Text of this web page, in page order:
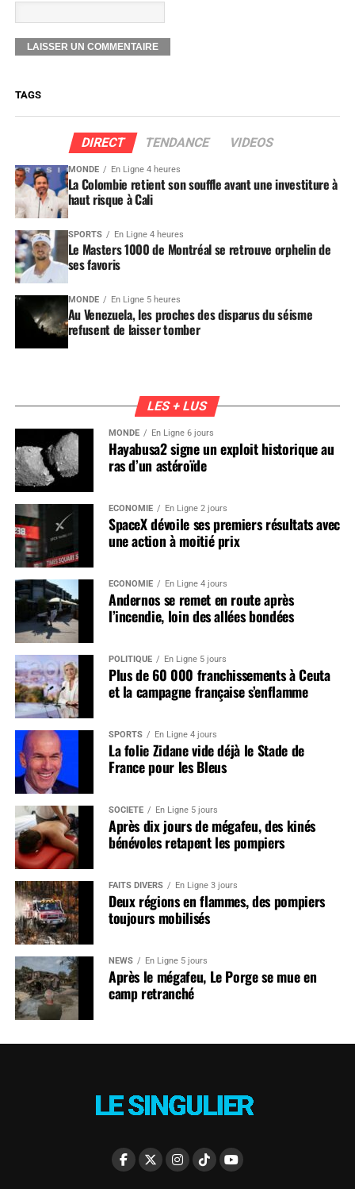
TAGS
DIRECT TENDANCE VIDEOS
MONDE En Ligne 4 heures
La Colombie retient son souffle avant une investiture à
haut risque à Cali
SPORTS En Ligne 4 heures
Le Masters 1000 de Montréal se retrouve orphelin de
ses favoris
MONDE En Ligne 5 heures
Au Venezuela, les proches des disparus du séisme
refusent de laisser tomber
LES + LUS
MONDE En Ligne 6 jours
Hayabusa2 signe un exploit historique au
ras d’un astéroïde
ÉCONOMIE En Ligne 2 jours
SpaceX dévoile ses premiers résultats avec
une action à moitié prix
ÉCONOMIE En Ligne 4 jours
Andernos se remet en route après
l’incendie, loin des allées bondées
POLITIQUE En Ligne 5 jours
Plus de 60 000 franchissements à Ceuta
et la campagne française s’enflamme
SPORTS En Ligne 4 jours
La folie Zidane vide déjà le Stade de
France pour les Bleus
SOCIÉTÉ En Ligne 5 jours
Après dix jours de mégafeu, des kinés
bénévoles retapent les pompiers
FAITS DIVERS En Ligne 3 jours
Deux régions en flammes, des pompiers
toujours mobilisés
NEWS En Ligne 5 jours
Après le mégafeu, Le Porge se mue en
camp retranché